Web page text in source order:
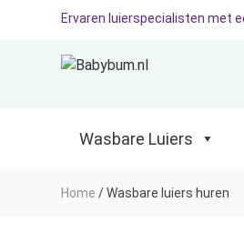
Ervaren luierspecialisten met
Wasbare Luiers
Home /Wasbare luiers huren